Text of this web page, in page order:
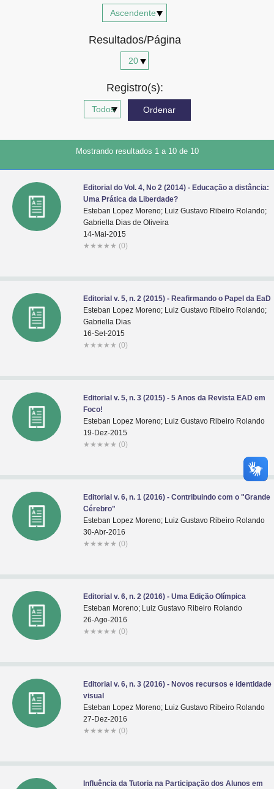
Resultados/Página
Registro(s):
Mostrando resultados 1 a 10 de 10
Editorial do Vol. 4, No 2 (2014) - Educação a distância:
Uma Prática da Liberdade?
Esteban Lopez Moreno; Luiz Gustavo Ribeiro Rolando;
Gabriella Dias de Oliveira
14-Mai-2015
★ ★ ★ ★ ★ (0)
Editorial v. 5, n. 2 (2015) - Reafirmando o Papel da EaD
Esteban Lopez Moreno; Luiz Gustavo Ribeiro Rolando;
Gabriella Dias
16-Set-2015
★ ★ ★ ★ ★ (0)
Editorial v. 5, n. 3 (2015) - 5 Anos da Revista EAD em
Foco!
Esteban Lopez Moreno; Luiz Gustavo Ribeiro Rolando
19-Dez-2015
★ ★ ★ ★ ★ (0)
Editorial v. 6, n. 1 (2016) - Contribuindo com o "Grande
Cérebro"
Esteban Lopez Moreno; Luiz Gustavo Ribeiro Rolando
30-Abr-2016
★ ★ ★ ★ ★ (0)
Editorial v. 6, n. 2 (2016) - Uma Edição Olímpica
Esteban Moreno; Luiz Gustavo Ribeiro Rolando
26-Ago-2016
★ ★ ★ ★ ★ (0)
Editorial v. 6, n. 3 (2016) - Novos recursos e identidade
visual
Esteban Lopez Moreno; Luiz Gustavo Ribeiro Rolando
27-Dez-2016
★ ★ ★ ★ ★ (0)
Influência da Tutoria na Participação dos Alunos em